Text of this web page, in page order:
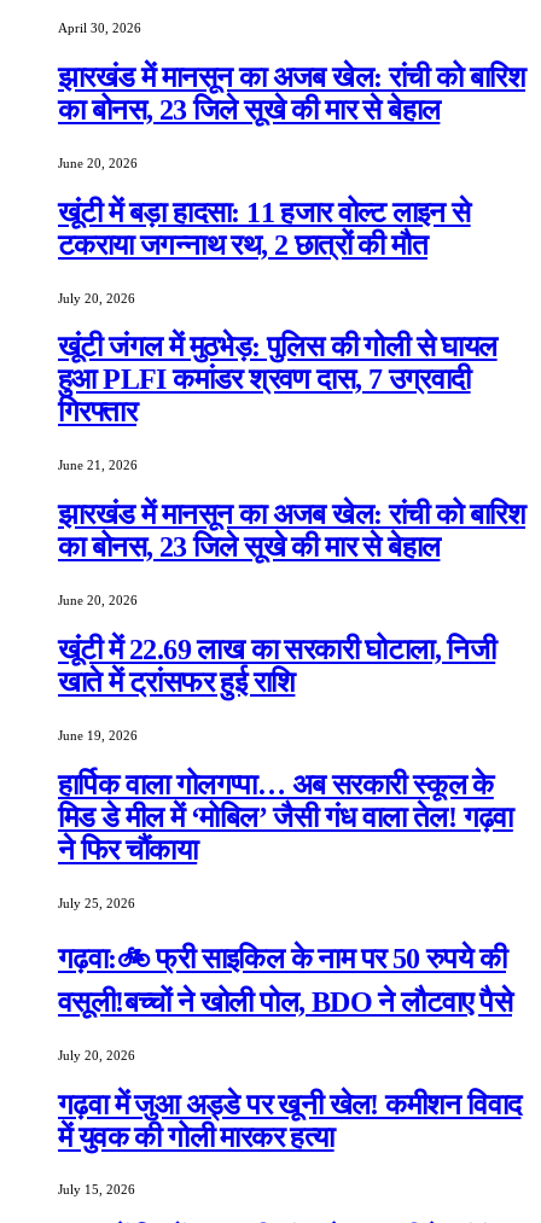
April 30, 2026
झारखंड में मानसून का अजब खेल: रांची को बारिश
का बोनस, 23 जिले सूखे की मार से बेहाल
June 20, 2026
खूंटी में बड़ा हादसा: 11 हजार वोल्ट लाइन से
टकराया जगन्नाथ रथ, 2 छात्रों की मौत
July 20, 2026
खूंटी जंगल में मुठभेड़: पुलिस की गोली से घायल
हुआ PLFI कमांडर श्रवण दास, 7 उग्रवादी
गिरफ्तार
June 21, 2026
झारखंड में मानसून का अजब खेल: रांची को बारिश
का बोनस, 23 जिले सूखे की मार से बेहाल
June 20, 2026
खूंटी में 22.69 लाख का सरकारी घोटाला, निजी
खाते में ट्रांसफर हुई राशि
June 19, 2026
हार्पिक वाला गोलगप्पा… अब सरकारी स्कूल के
मिड डे मील में ‘मोबिल’ जैसी गंध वाला तेल! गढ़वा
ने फिर चौंकाया
July 25, 2026
गढ़वा:🚲 फ्री साइकिल के नाम पर 50 रुपये की
वसूली!बच्चों ने खोली पोल, BDO ने लौटवाए पैसे
July 20, 2026
गढ़वा में जुआ अड्डे पर खूनी खेल! कमीशन विवाद
में युवक की गोली मारकर हत्या
July 15, 2026